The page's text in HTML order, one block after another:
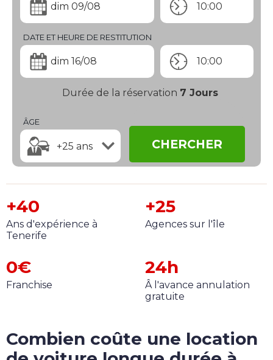
dim 09/08 10:00
Durée de la réservation 7 Jours
DATE ET HEURE DE RESTITUTION
dim 16/08 10:00
ÂGE
+25 ans CHERCHER
+40
Ans d'expérience à
Tenerife
+25
Agences sur l'île
0€
Franchise
24h
Â l'avance annulation
gratuite
Combien coûte une location